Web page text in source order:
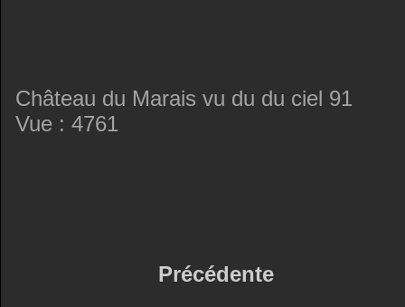
Château du Marais vu du du ciel 91
Vue : 4761
Précédente